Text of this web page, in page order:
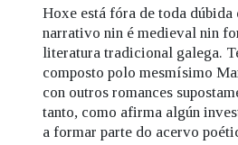
Hoxe está fóra de toda dúbida
narrativo nin é medieval nin
literatura tradicional galega.
composto polo mesmísimo
con outros romances
tanto, como afirma algún
a formar parte do acervo